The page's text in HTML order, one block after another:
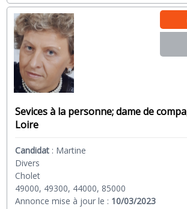
Sevices à la personne; dame de
Loire
Candidat : Martine
Divers
Cholet
49000, 49300, 44000, 85000
Annonce mise à jour le : 10/03/2023